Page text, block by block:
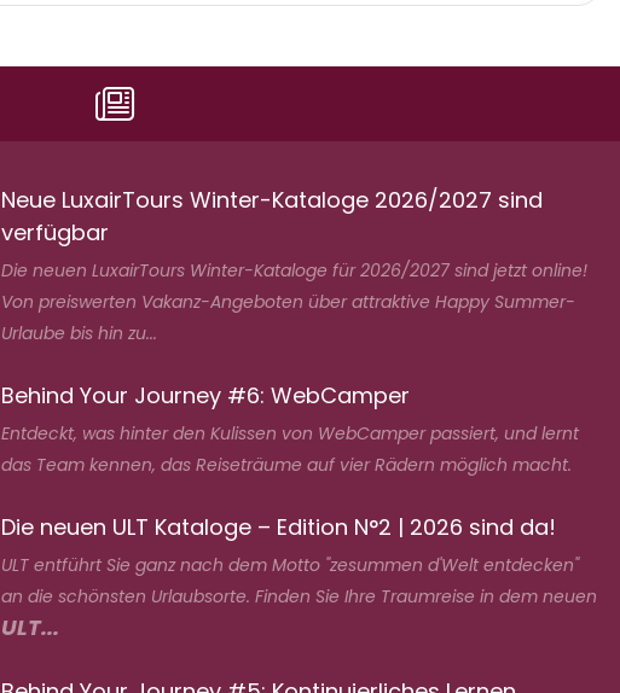
Neue LuxairTours Winter-Kataloge 2026/2027 sind
verfügbar
Die neuen LuxairTours Winter-Kataloge für 2026/2027 sind jetzt online!
Von preiswerten Vakanz-Angeboten über attraktive Happy Summer-
Urlaube bis hin zu...
Behind Your Journey #6: WebCamper
Entdeckt, was hinter den Kulissen von WebCamper passiert, und lernt
das Team kennen, das Reiseträume auf vier Rädern möglich macht.
Die neuen ULT Kataloge – Edition N°2 | 2026 sind da!
ULT entführt Sie ganz nach dem Motto "zesummen d'Welt entdecken"
an die schönsten Urlaubsorte. Finden Sie Ihre Traumreise in dem neuen
ULT...